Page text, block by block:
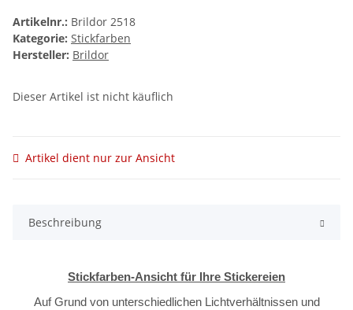
Artikelnr.: Brildor 2518
Kategorie: Stickfarben
Hersteller: Brildor
Dieser Artikel ist nicht käuflich
Artikel dient nur zur Ansicht
Beschreibung
Stickfarben-Ansicht für Ihre Stickereien
Auf Grund von unterschiedlichen Lichtverhältnissen und